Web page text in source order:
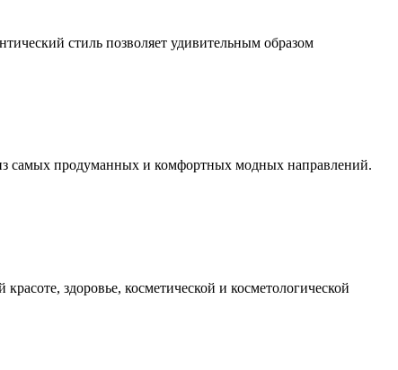
стиль позволяет удивительным образом
самых продуманных и комфортных модных направлений.
здоровье, косметической и косметологической